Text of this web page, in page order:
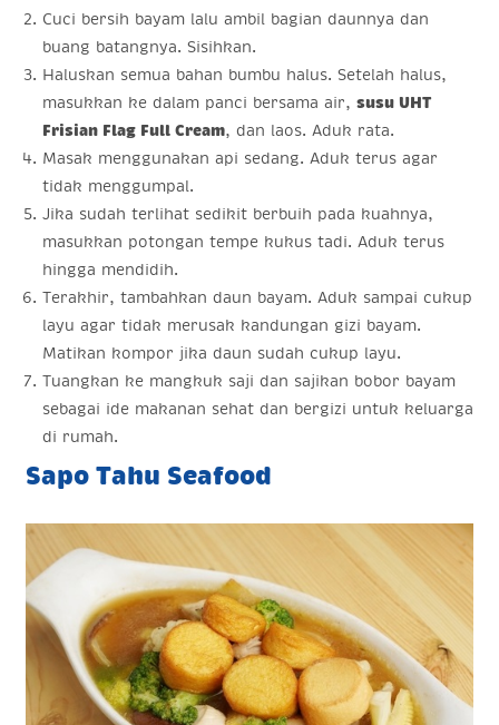
Cuci bersih bayam lalu ambil bagian daunnya dan
buang batangnya. Sisihkan.
Haluskan semua bahan bumbu halus. Setelah halus,
masukkan ke dalam panci bersama air, susu UHT
Frisian Flag Full Cream , dan laos. Aduk rata.
Masak menggunakan api sedang. Aduk terus agar
tidak menggumpal.
Jika sudah terlihat sedikit berbuih pada kuahnya,
masukkan potongan tempe kukus tadi. Aduk terus
hingga mendidih.
Terakhir, tambahkan daun bayam. Aduk sampai cukup
layu agar tidak merusak kandungan gizi bayam.
Matikan kompor jika daun sudah cukup layu.
Tuangkan ke mangkuk saji dan sajikan bobor bayam
sebagai ide makanan sehat dan bergizi untuk keluarga
di rumah.
Sapo Tahu Seafood